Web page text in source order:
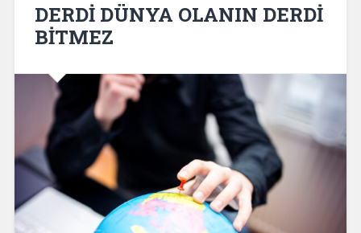
DERDİ DÜNYA OLANIN DERDİ
BİTMEZ